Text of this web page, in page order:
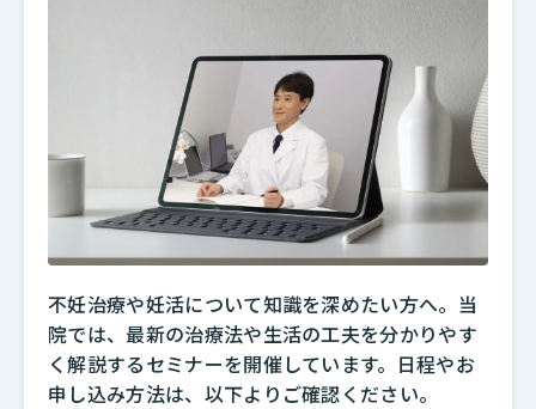
不妊治療や妊活について知識を深めたい方へ。当
院では、最新の治療法や生活の工夫を分かりやす
く解説するセミナーを開催しています。日程やお
申し込み方法は、以下よりご確認ください。